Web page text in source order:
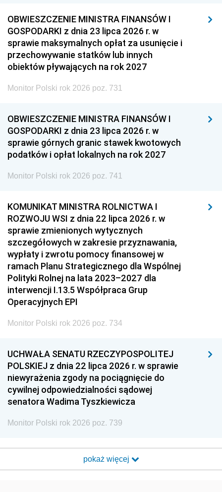
OBWIESZCZENIE MINISTRA FINANSÓW I
GOSPODARKI z dnia 23 lipca 2026 r. w
sprawie maksymalnych opłat za usunięcie i
przechowywanie statków lub innych
obiektów pływających na rok 2027
Monitor Polski rok 2026 poz. 731
OBWIESZCZENIE MINISTRA FINANSÓW I
GOSPODARKI z dnia 23 lipca 2026 r. w
sprawie górnych granic stawek kwotowych
podatków i opłat lokalnych na rok 2027
Monitor Polski rok 2026 poz. 741
KOMUNIKAT MINISTRA ROLNICTWA I
ROZWOJU WSI z dnia 22 lipca 2026 r. w
sprawie zmienionych wytycznych
szczegółowych w zakresie przyznawania,
wypłaty i zwrotu pomocy finansowej w
ramach Planu Strategicznego dla Wspólnej
Polityki Rolnej na lata 2023–2027 dla
interwencji I.13.5 Współpraca Grup
Operacyjnych EPI
Monitor Polski rok 2026 poz. 734
UCHWAŁA SENATU RZECZYPOSPOLITEJ
POLSKIEJ z dnia 22 lipca 2026 r. w sprawie
niewyrażenia zgody na pociągnięcie do
cywilnej odpowiedzialności sądowej
senatora Wadima Tyszkiewicza
Monitor Polski rok 2026 poz. 739
pokaż więcej